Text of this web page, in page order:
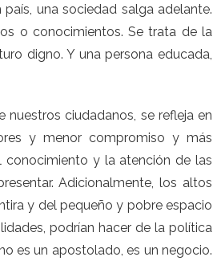
una sociedad salga adelante.
o conocimientos. Se trata de la
digno. Y una persona educada,
ciudadanos, se refleja en
y menor compromiso y más
conocimiento y la atención de las
Adicionalmente, los altos
y del pequeño y pobre espacio
podrían hacer de la política
es un apostolado, es un negocio.